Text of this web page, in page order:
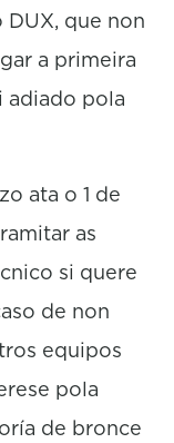
que non
a primeira
adiado pola
ata o 1 de
as
si quere
de non
equipos
pola
de bronce